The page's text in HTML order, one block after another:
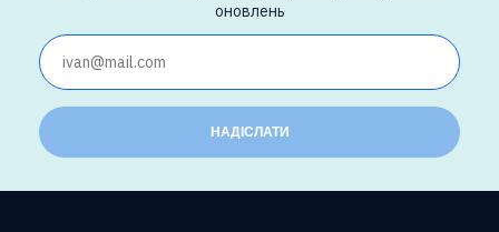
оновлень
НАДІСЛАТИ